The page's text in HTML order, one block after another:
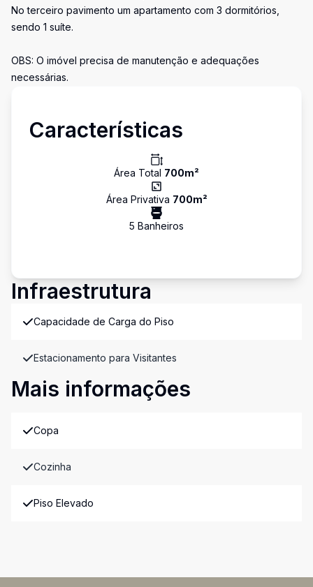
No terceiro pavimento um apartamento com 3 dormitórios,
sendo 1 suíte.
OBS: O imóvel precisa de manutenção e adequações
necessárias.
Características
Área Total 700m²
Área Privativa 700m²
5 Banheiros
Infraestrutura
Capacidade de Carga do Piso
Estacionamento para Visitantes
Mais informações
Copa
Cozinha
Piso Elevado